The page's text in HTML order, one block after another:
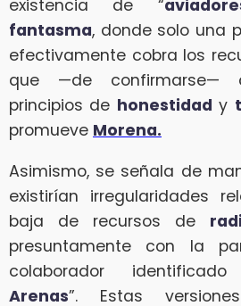
existencia de “
fantasma, donde solo una
efectivamente cobra los
que —de confirmarse—
principios de honestidad y
promueve Morena.
Asimismo, se señala de
existirían irregularidades
baja de recursos de
presuntamente con la
colaborador
Arenas”. Estas